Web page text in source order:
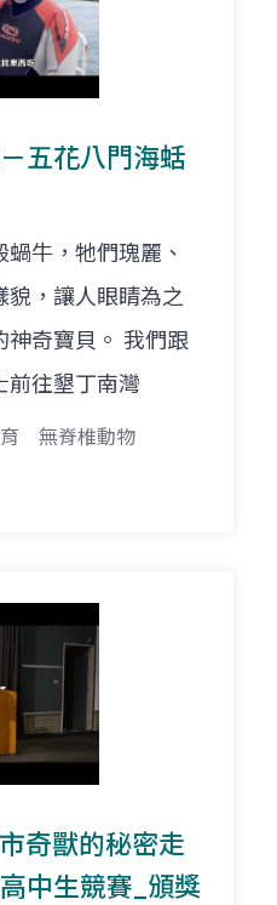
五花八門海蛞
牛，牠們瑰麗、
貌，讓人眼睛為之
神奇寶貝。 我們跟
前往墾丁南灣
無脊椎動物
奇獸的秘密走
中生競賽_頒獎